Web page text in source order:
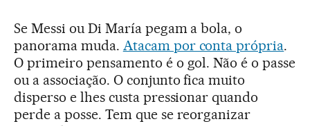
Se Messi ou Di María pegam a bola, o
panorama muda. Atacam por conta própria.
O primeiro pensamento é o gol. Não é o passe
ou a associação. O conjunto fica muito
disperso e lhes custa pressionar quando
perde a posse. Tem que se reorganizar